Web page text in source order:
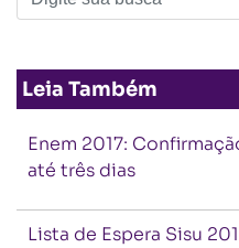
Leia Também
Enem 2017:
até três dias
Lista de Espera Sisu